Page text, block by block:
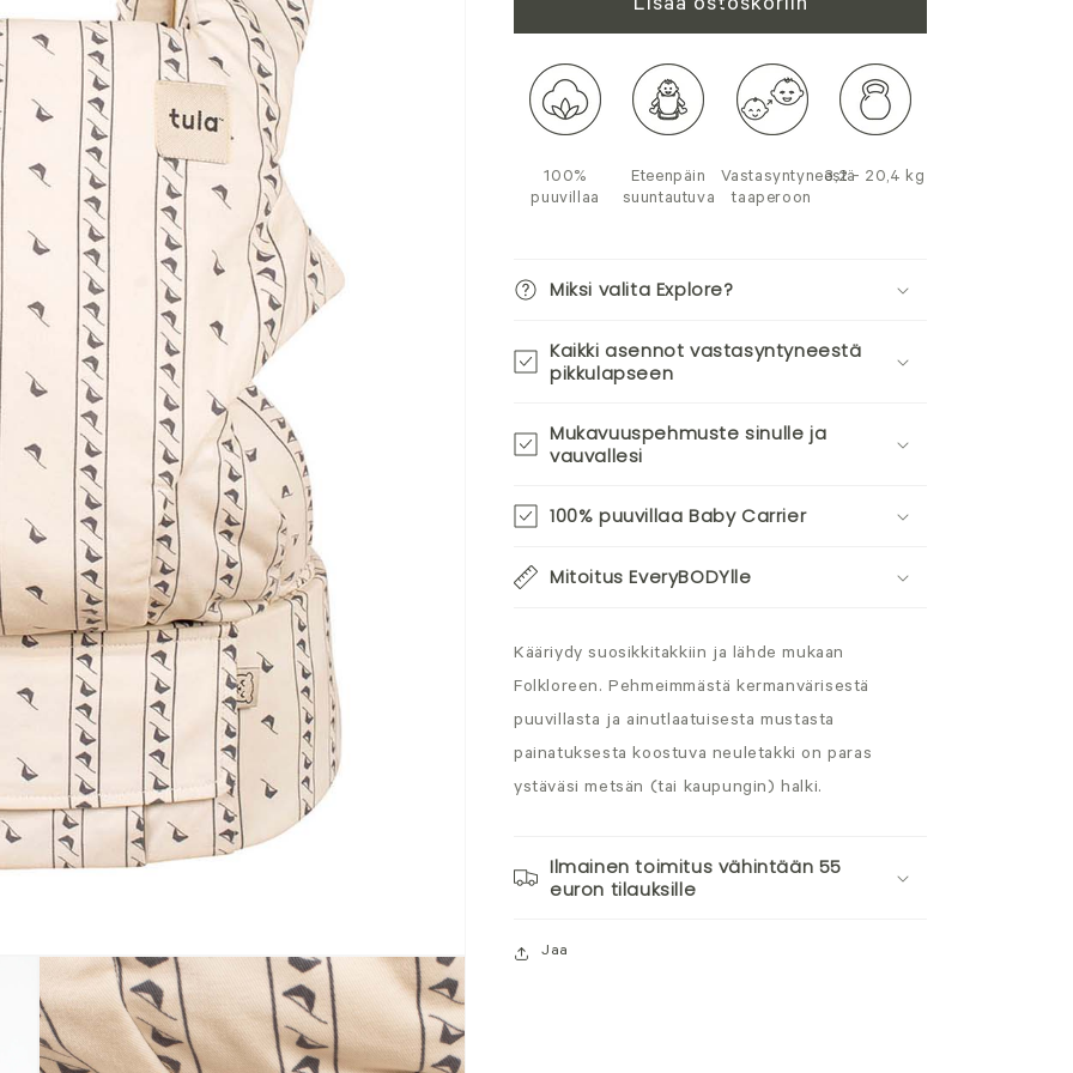
Lisää ostoskoriin
100%
puuvillaa
Eteenpäin
suuntautuva
Vastasyntyneestä
taaperoon
3,2 - 20,4 kg
Miksi valita Explore?
Kaikki asennot vastasyntyneestä
pikkulapseen
Mukavuuspehmuste sinulle ja
vauvallesi
100% puuvillaa Baby Carrier
Mitoitus EveryBODYlle
Kääriydy suosikkitakkiin ja lähde mukaan
Folkloreen. Pehmeimmästä kermanvärisestä
puuvillasta ja ainutlaatuisesta mustasta
painatuksesta koostuva neuletakki on paras
ystäväsi metsän (tai kaupungin) halki.
Ilmainen toimitus vähintään 55
euron tilauksille
Jaa